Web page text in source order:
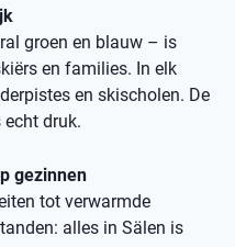
groen en blauw – is
en families. In elk
en skischolen. De
druk.
gezinnen
tot verwarmde
alles in Sälen is